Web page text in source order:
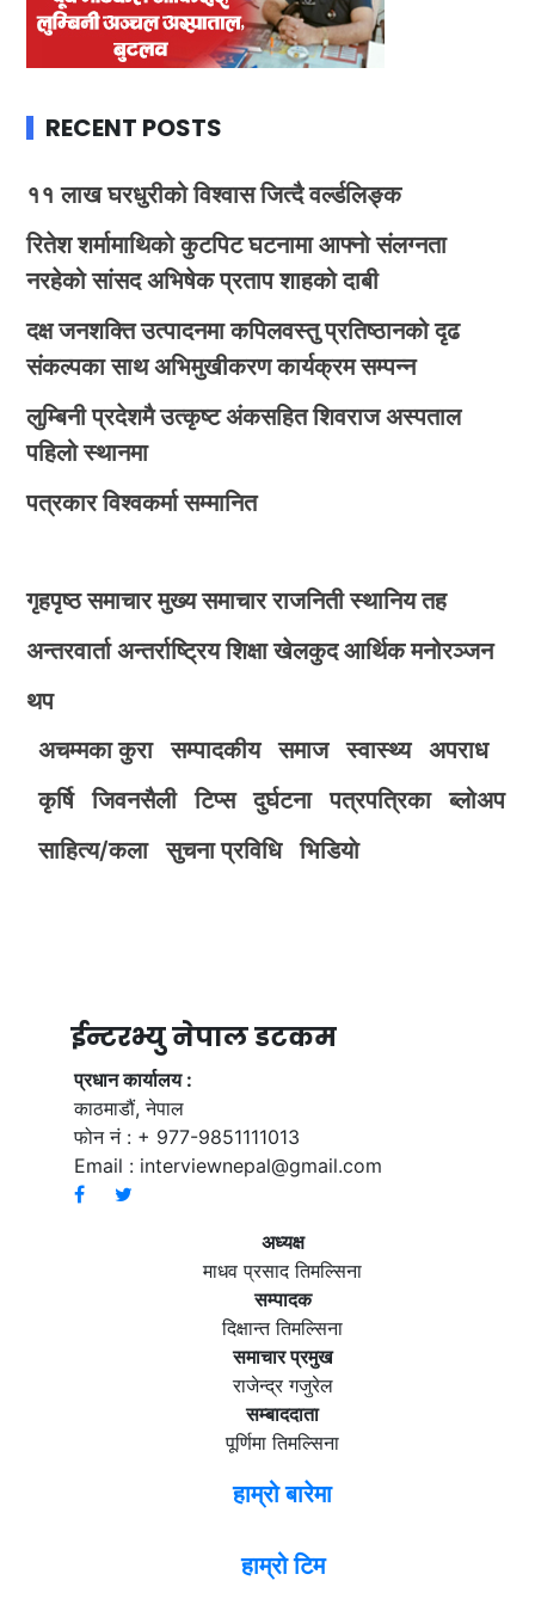
RECENT POSTS
११ लाख घरधुरीको विश्वास जित्दै वर्ल्डलिङ्क
रितेश शर्मामाथिको कुटपिट घटनामा आफ्नो संलग्नता
नरहेको सांसद अभिषेक प्रताप शाहको दाबी
दक्ष जनशक्ति उत्पादनमा कपिलवस्तु प्रतिष्ठानको दृढ
संकल्पका साथ अभिमुखीकरण कार्यक्रम सम्पन्न
लुम्बिनी प्रदेशमै उत्कृष्ट अंकसहित शिवराज अस्पताल
पहिलो स्थानमा
पत्रकार विश्वकर्मा सम्मानित
गृहपृष्ठ समाचार मुख्य समाचार राजनिती स्थानिय तह
अन्तरवार्ता अन्तर्राष्ट्रिय शिक्षा खेलकुद आर्थिक मनोरञ्जन
थप
अचम्मका कुरा
सम्पादकीय समाज स्वास्थ्य
अपराध
कृर्षि
जिवनसैली टिप्स दुर्घटना पत्रपत्रिका
ब्लोअप
साहित्य/कला
सुचना प्रविधि भिडियाे
ईन्टरभ्यु नेपाल डटकम
प्रधान कार्यालय :
काठमाडौं, नेपाल
फोन नं : + 977-9851111013
Email : interviewnepal@gmail.com
अध्यक्ष
माधव प्रसाद तिमल्सिना
सम्पादक
दिक्षान्त तिमल्सिना
समाचार प्रमुख
राजेन्द्र गजुरेल
सम्बाददाता
पूर्णिमा तिमल्सिना
हाम्रो बारेमा
हाम्रो टिम